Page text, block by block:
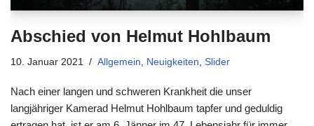
Abschied von Helmut Hohlbaum
10. Januar 2021 Allgemein Neuigkeiten Slider
Nach einer langen und schweren Krankheit die unser
langjähriger Kamerad Helmut Hohlbaum tapfer und geduldig